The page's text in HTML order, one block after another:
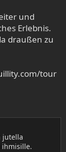
und
Erlebnis.
draußen zu
tour
jutella
ihmisille.